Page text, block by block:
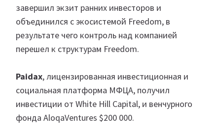
завершил экзит ранних инвесторов и
объединился с экосистемой Freedom, в
результате чего контроль над компанией
перешел к структурам Freedom.
Paidax, лицензированная инвестиционная и
социальная платформа МФЦА, получил
инвестиции от White Hill Capital, и венчурного
фонда AloqaVentures $200 000.